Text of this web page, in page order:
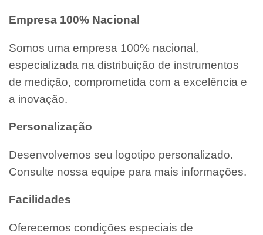
Empresa 100% Nacional
Somos uma empresa 100% nacional,
especializada na distribuição de instrumentos
de medição, comprometida com a excelência e
a inovação.
Personalização
Desenvolvemos seu logotipo personalizado.
Consulte nossa equipe para mais informações.
Facilidades
Oferecemos condições especiais de